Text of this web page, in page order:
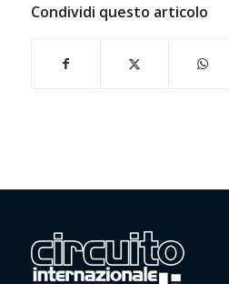
Condividi questo articolo